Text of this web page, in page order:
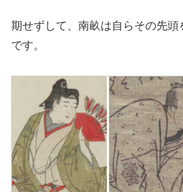
期せずして、南畝は自らその先
です。